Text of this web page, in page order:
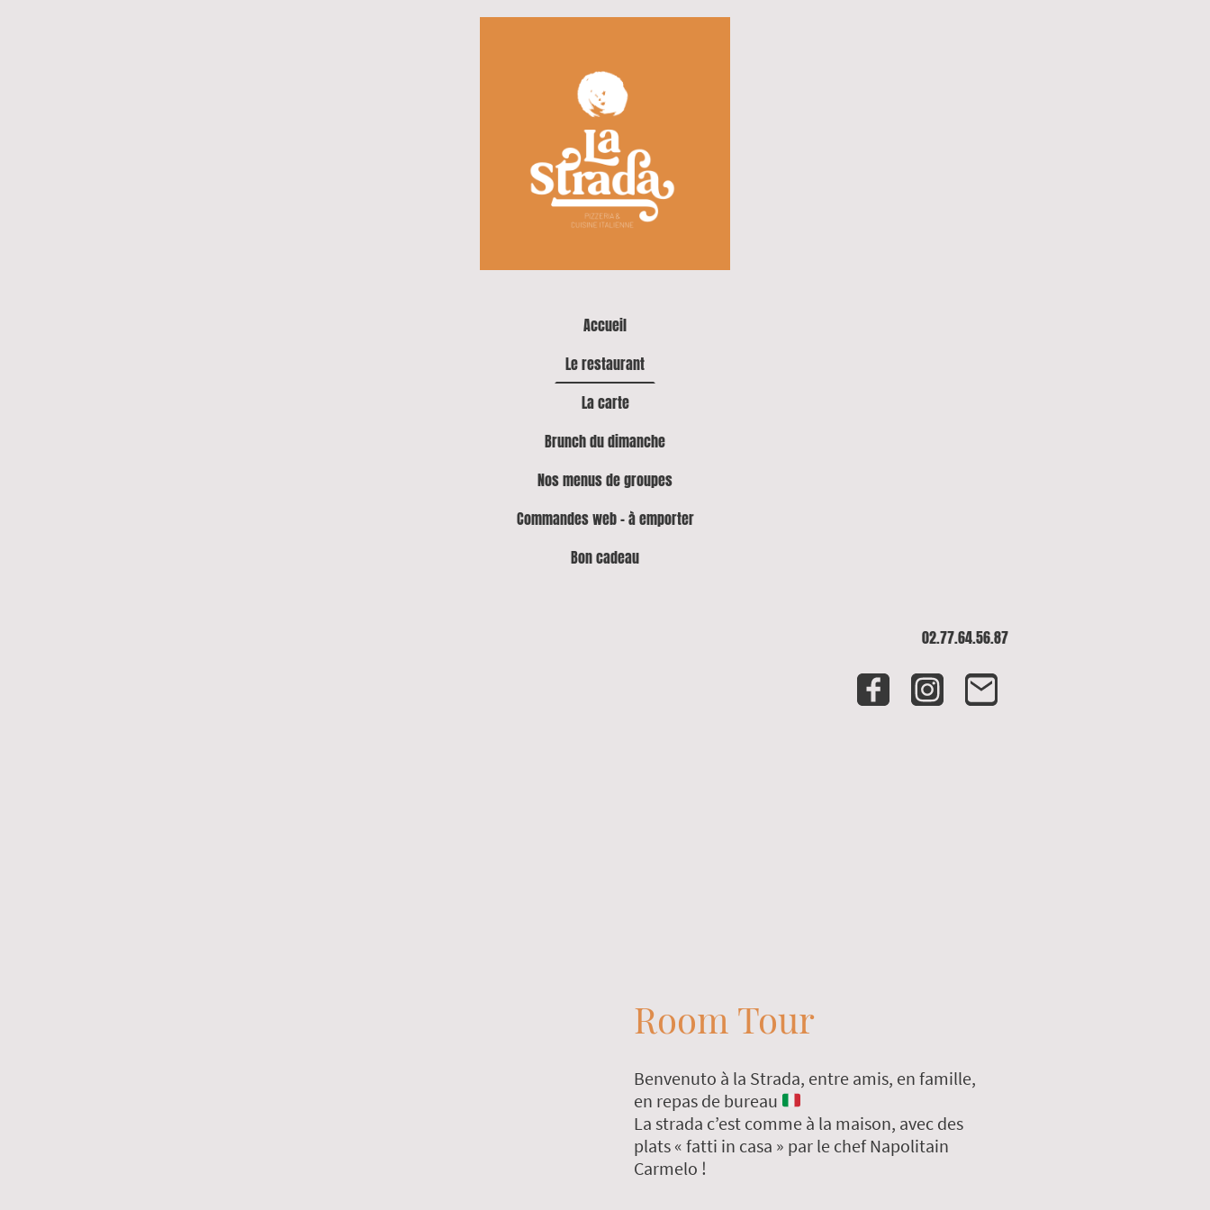
Accueil
Le restaurant
La carte
Brunch du dimanche
Nos menus de groupes
Commandes web - à emporter
Bon cadeau
02.77.64.56.87
Room Tour
Benvenuto à la Strada, entre amis, en famille,
en repas de bureau
La strada c’est comme à la maison, avec des
plats « fatti in casa » par le chef Napolitain
Carmelo !